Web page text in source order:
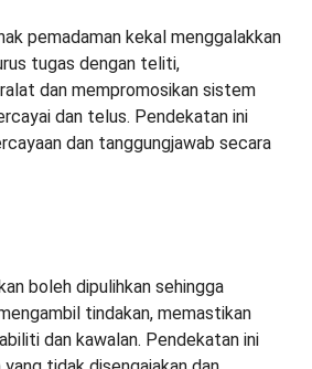
pemadaman kekal menggalakkan
tugas dengan teliti,
dan mempromosikan sistem
dan telus. Pendekatan ini
dan tanggungjawab secara
boleh dipulihkan sehingga
tindakan, memastikan
dan kawalan. Pendekatan ini